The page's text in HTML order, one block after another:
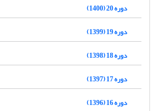
دوره 20 (1400)
دوره 19 (1399)
دوره 18 (1398)
دوره 17 (1397)
دوره 16 (1396)